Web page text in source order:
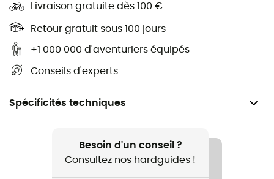
Livraison gratuite dès 100 €
Retour gratuit sous 100 jours
+1 000 000 d'aventuriers équipés
Conseils d'experts
Spécificités techniques
Besoin d'un conseil ?
Consultez nos hardguides !